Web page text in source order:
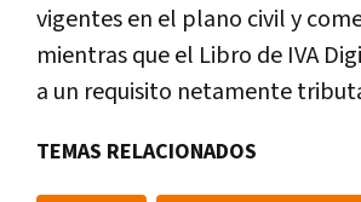
vigentes en el plano civil y
mientras que el Libro de IVA
a un requisito netamente
TEMAS RELACIONADOS